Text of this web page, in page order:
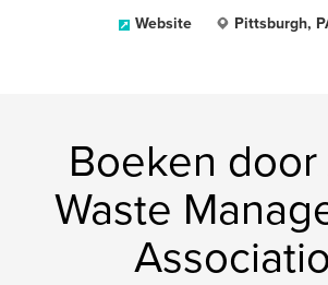
Website Pittsburgh,
Boeken door
Waste